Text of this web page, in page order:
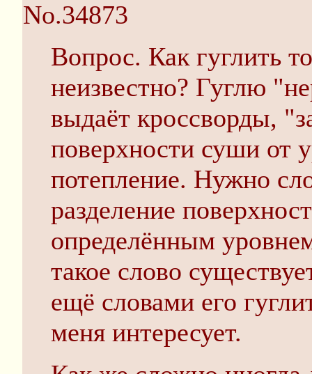
No.34873
Вопрос. Как гуглить
неизвестно? Гуглю
выдаёт кроссворды,
поверхности суши от
потепление. Нужно
разделение
определённым
такое слово
ещё словами его
меня интересует.